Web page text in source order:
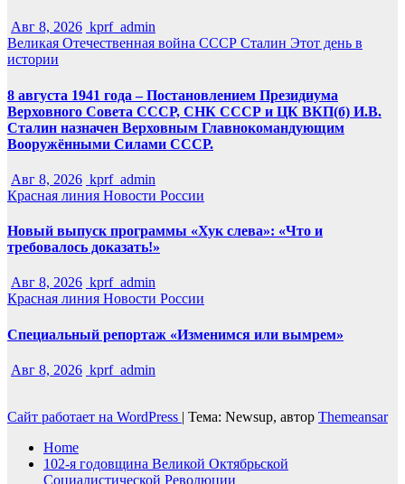
Авг 8, 2026 kprf_admin
Великая Отечественная война СССР Сталин Этот день в
истории
8 августа 1941 года – Постановлением Президиума
Верховного Совета СССР, СНК СССР и ЦК ВКП(б) И.В.
Сталин назначен Верховным Главнокомандующим
Вооружёнными Силами СССР.
Авг 8, 2026 kprf_admin
Красная линия Новости России
Новый выпуск программы «Хук слева»: «Что и
требовалось доказать!»
Авг 8, 2026 kprf_admin
Красная линия Новости России
Специальный репортаж «Изменимся или вымрем»
Авг 8, 2026 kprf_admin
Сайт работает на WordPress | Тема: Newsup, автор Themeansar
Home
102-я годовщина Великой Октябрьской
Социалистической Революции